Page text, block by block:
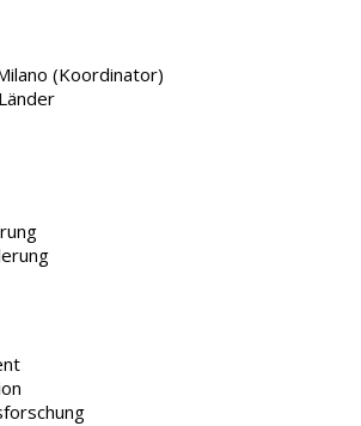
(Koordinator)